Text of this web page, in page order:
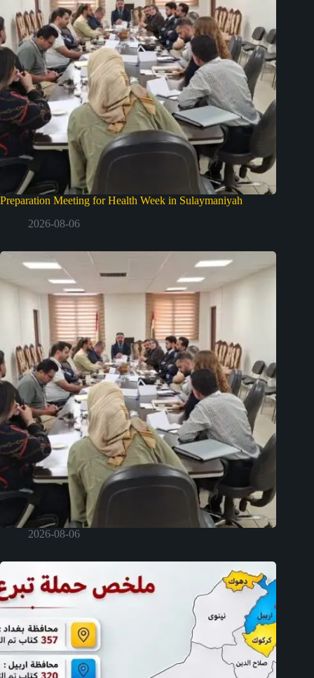
Preparation Meeting for Health Week in Sulaymaniyah
2026-08-06
2026-08-06